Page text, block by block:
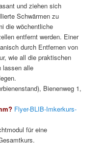
und ziehen sich
Schwärmen zu
die wöchentliche
entfernt werden. Einer
durch Entfernen von
wie all die praktischen
lassen alle
Bienenweg 1,
Flyer-BLIB-Imkerkurs-
für eine